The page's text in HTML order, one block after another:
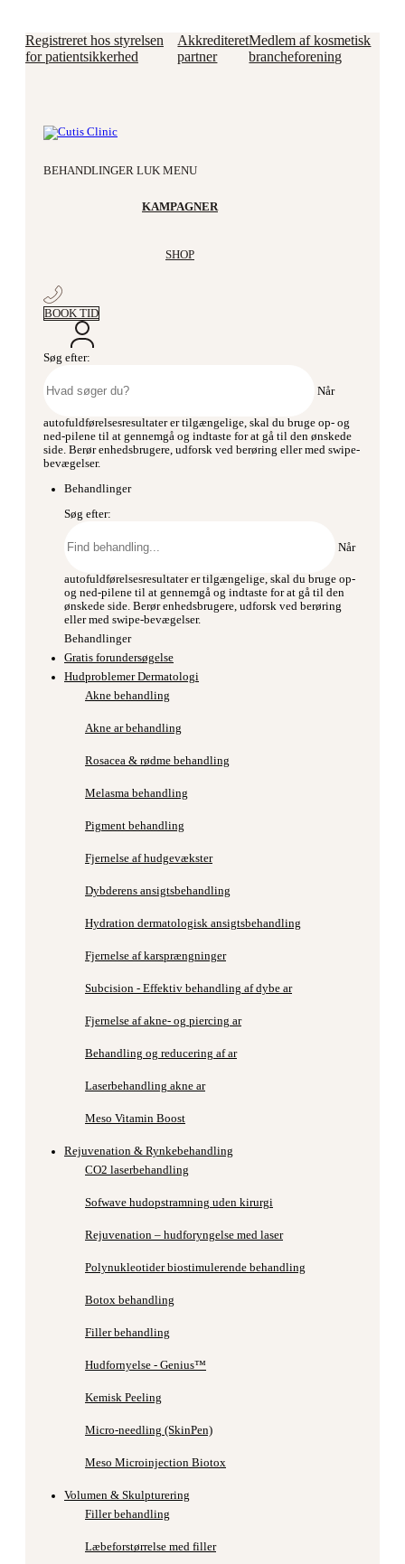
Registreret hos styrelsen
for patientsikkerhed
Akkrediteret
partner
Medlem af kosmetisk
brancheforening
BEHANDLINGER LUK MENU
KAMPAGNER
SHOP
BOOK TID
Søg efter:
Når
autofuldførelsesresultater er tilgængelige, skal du bruge op- og
ned-pilene til at gennemgå og indtaste for at gå til den ønskede
side. Berør enhedsbrugere, udforsk ved berøring eller med swipe-
bevægelser.
Behandlinger
Søg efter:
Når
autofuldførelsesresultater er tilgængelige, skal du bruge op-
og ned-pilene til at gennemgå og indtaste for at gå til den
ønskede side. Berør enhedsbrugere, udforsk ved berøring
eller med swipe-bevægelser.
Behandlinger
Gratis forundersøgelse
Hudproblemer Dermatologi
Akne behandling
Akne ar behandling
Rosacea & rødme behandling
Melasma behandling
Pigment behandling
Fjernelse af hudgevækster
Dybderens ansigtsbehandling
Hydration dermatologisk ansigtsbehandling
Fjernelse af karsprængninger
Subcision - Effektiv behandling af dybe ar
Fjernelse af akne- og piercing ar
Behandling og reducering af ar
Laserbehandling akne ar
Meso Vitamin Boost
Rejuvenation & Rynkebehandling
CO2 laserbehandling
Sofwave hudopstramning uden kirurgi
Rejuvenation – hudforyngelse med laser
Polynukleotider biostimulerende behandling
Botox behandling
Filler behandling
Hudfornyelse - Genius™
Kemisk Peeling
Micro-needling (SkinPen)
Meso Microinjection Biotox
Volumen & Skulpturering
Filler behandling
Læbeforstørrelse med filler